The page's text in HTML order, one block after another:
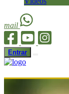
mail
Entrar